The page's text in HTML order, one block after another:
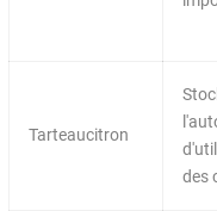
Tarteaucitron
des